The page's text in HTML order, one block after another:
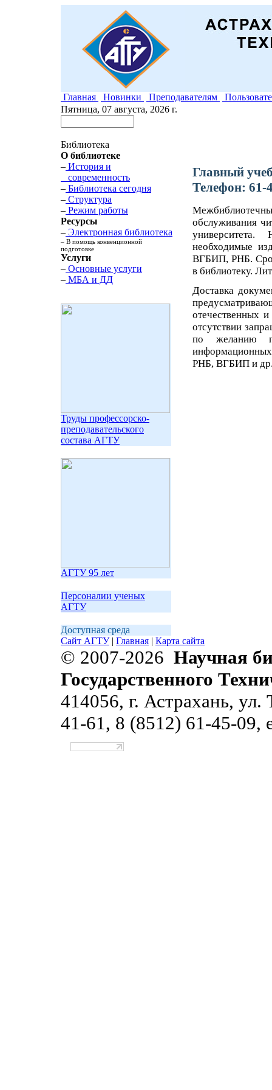
Главная Новинки Преподавателям
Пятница, 07 августа, 2026 г.
Библиотека
О библиотеке
– История и
современность
– Библиотека сегодня
– Структура
– Режим работы
Ресурсы
– Электронная библиотека
– В помощь конвенционной
подготовке
Услуги
– Основные услуги
– МБА и ДД
Труды профессорско-
преподавательского
состава АГТУ
АГТУ 95 лет
Персоналии ученых
АГТУ
Доступная среда
Главный
Телефон: 61-
обслуживания
университета.
необходимые
ВГБИП, РНБ.
в библиотеку.
Доставка
отечественных
отсутствии
по желанию
РНБ, ВГБИП и
Сайт АГТУ| Главная | Карта сайта
© 2007-2026 Научная
Государственного
414056, г. Астрахань,
41-61, 8 (8512) 61-45-09,